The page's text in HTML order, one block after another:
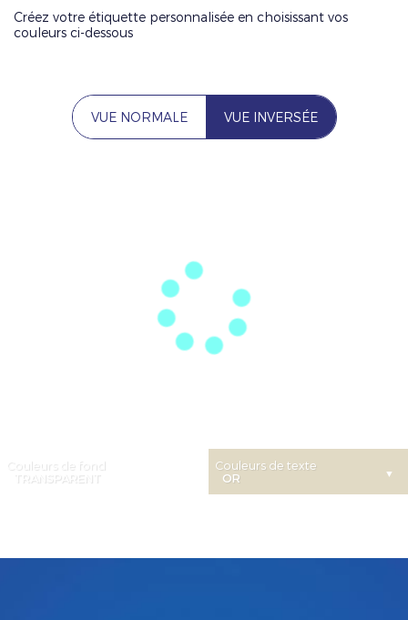
Créez votre étiquette personnalisée en choisissant vos
couleurs ci-dessous
VUE NORMALE VUE INVERSÉE
Couleurs de fond Couleurs de texte